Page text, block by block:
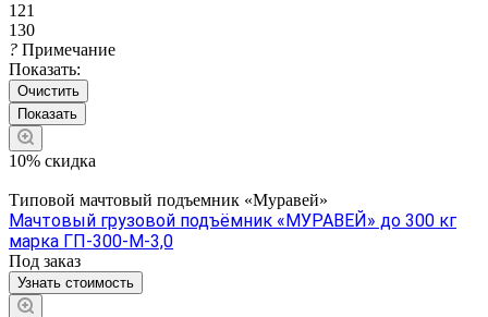
121
130
? Примечание
Показать:
Очистить
10% скидка
Типовой мачтовый подъемник «Муравей»
Мачтовый грузовой подъёмник «МУРАВЕЙ» до 300 кг
марка ГП-300-М-3,0
Под заказ
Узнать стоимость